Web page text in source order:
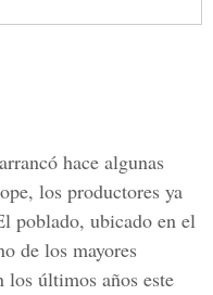
arrancó hace algunas
los productores ya
poblado, ubicado en el
de los mayores
los últimos años este